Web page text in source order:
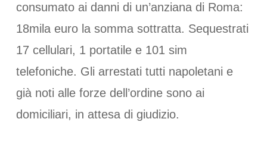
consumato ai danni di un’anziana di Roma:
18mila euro la somma sottratta. Sequestrati
17 cellulari, 1 portatile e 101 sim
telefoniche. Gli arrestati tutti napoletani e
già noti alle forze dell’ordine sono ai
domiciliari, in attesa di giudizio.